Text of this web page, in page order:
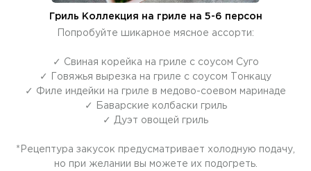
Гриль Коллекция на гриле на 5-6 персон
Попробуйте шикарное мясное ассорти:
✓ Свиная корейка на гриле с соусом Суго
✓ Говяжья вырезка на гриле с соусом Тонкацу
✓ Филе индейки на гриле в медово-соевом маринаде
✓ Баварские колбаски гриль
✓ Дуэт овощей гриль
*Рецептура закусок предусматривает холодную подачу,
но при желании вы можете их подогреть.